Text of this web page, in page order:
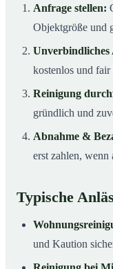
Anfrage stellen:
Objektgröße und
Unverbindliches
kostenlos und
Reinigung
gründlich und
Abnahme &
erst zahlen, wenn
Typische
und Kaution